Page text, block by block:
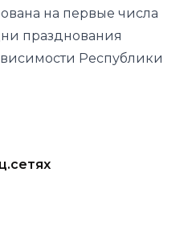
на первые числа
празднования
Республики